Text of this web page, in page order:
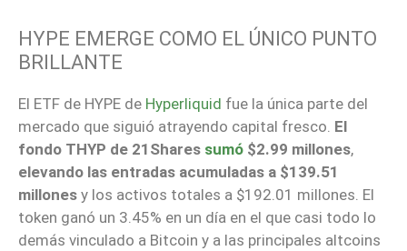
HYPE EMERGE COMO EL ÚNICO PUNTO
BRILLANTE
El ETF de HYPE de Hyperliquid fue la única parte del
mercado que siguió atrayendo capital fresco. El
fondo THYP de 21Shares sumó $2.99 millones,
elevando las entradas acumuladas a $139.51
millones y los activos totales a $192.01 millones. El
token ganó un 3.45% en un día en el que casi todo lo
demás vinculado a Bitcoin y a las principales altcoins